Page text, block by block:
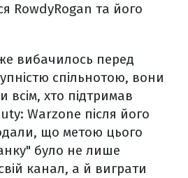
RowdyRogan та його
вибачилось перед
спільнотою, вони
всім, хто підтримав
Warzone після його
що метою цього
було не лише
канал, а й виграти